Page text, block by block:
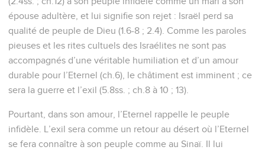
épouse adultère, et lui signifie son rejet : Israël perd sa
qualité de peuple de Dieu (1.6-8 ; 2.4). Comme les paroles
pieuses et les rites cultuels des Israélites ne sont pas
accompagnés d’une véritable humiliation et d’un amour
durable pour l’Eternel (ch.6), le châtiment est imminent ; ce
sera la guerre et l’exil (5.8ss. ; ch.8 à 10 ; 13).
Pourtant, dans son amour, l’Eternel rappelle le peuple
infidèle. L’exil sera comme un retour au désert où l’Eternel
se fera connaître à son peuple comme au Sinaï. Il lui